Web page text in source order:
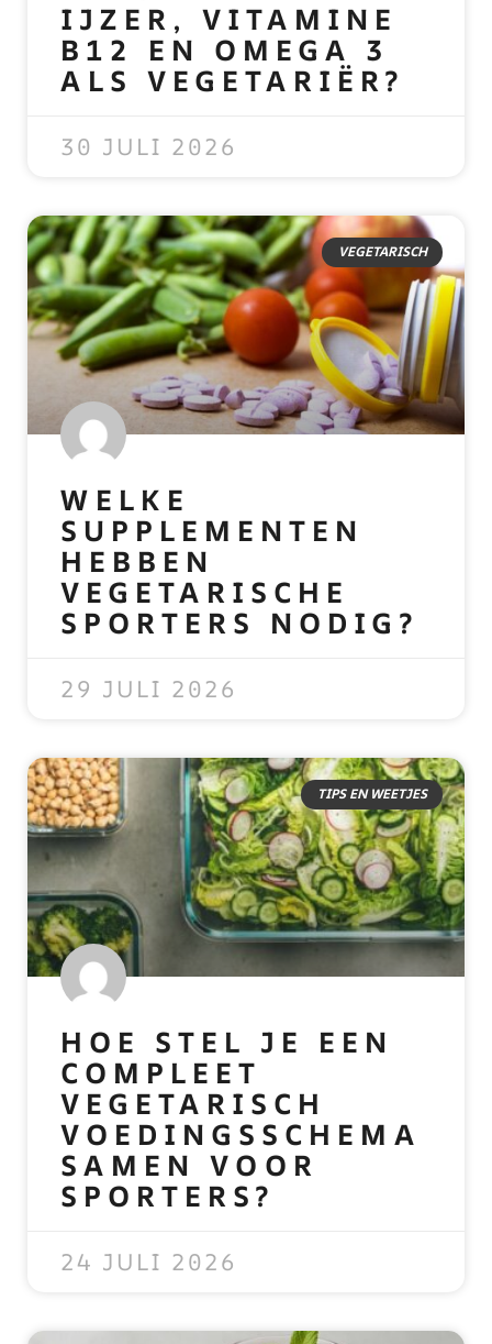
IJZER, VITAMINE
B12 EN OMEGA 3
ALS VEGETARIËR?
30 JULI 2026
VEGETARISCH
WELKE
SUPPLEMENTEN
HEBBEN
VEGETARISCHE
SPORTERS NODIG?
29 JULI 2026
TIPS EN WEETJES
HOE STEL JE EEN
COMPLEET
VEGETARISCH
VOEDINGSSCHEMA
SAMEN VOOR
SPORTERS?
24 JULI 2026